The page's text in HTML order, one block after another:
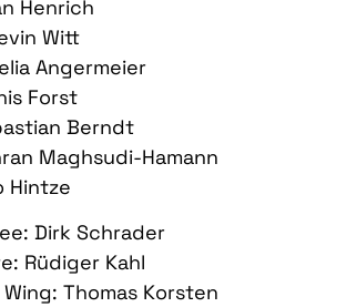
Henrich
Witt
Angermeier
Forst
Berndt
Maghsudi-Hamann
Hintze
Dirk Schrader
Rüdiger Kahl
Thomas Korsten